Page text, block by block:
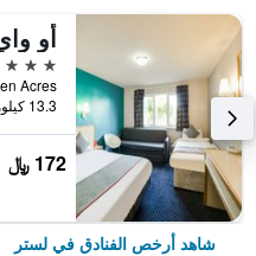
3 نجوم
13.3 كيلومتر عن وسط المدينة
172 ﷼
شاهد أرخص الفنادق في لستر